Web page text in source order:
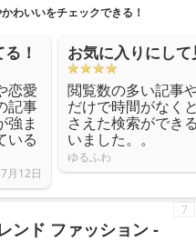
わいいをチェックできる！
！
恋愛
記事
強ま
いる
月12日
お気に入りにして
閲覧数の多い記事
だけで時間がなく
さえた検索ができ
いました。。
ゆるふわ
ンド ファッション -
7